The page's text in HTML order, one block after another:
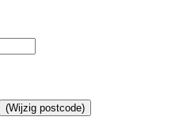
(Wijzig postcode)